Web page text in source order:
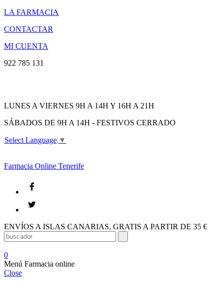
LA FARMACIA
CONTACTAR
MI CUENTA
922 785 131
LUNES A VIERNES 9H A 14H Y 16H A 21H
SÁBADOS DE 9H A 14H - FESTIVOS CERRADO
Select Language ▼
Farmacia Online Tenerife
ENVÍOS A ISLAS CANARIAS, GRATIS A PARTIR DE 35 €
0
Menú Farmacia online
Close